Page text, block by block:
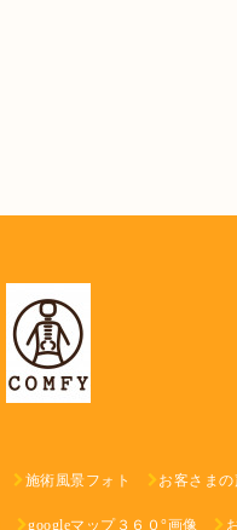
施術風景フォト お客さまの
googleマップ３６０°画像